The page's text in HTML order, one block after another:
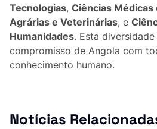
Vox Populi
Reportagem
Redes Sociais
Tecnologias, Ciências Médicas
Agrárias e Veterinárias, e
Humanidades. Esta
compromisso de Angola com
conhecimento humano.
Notícias